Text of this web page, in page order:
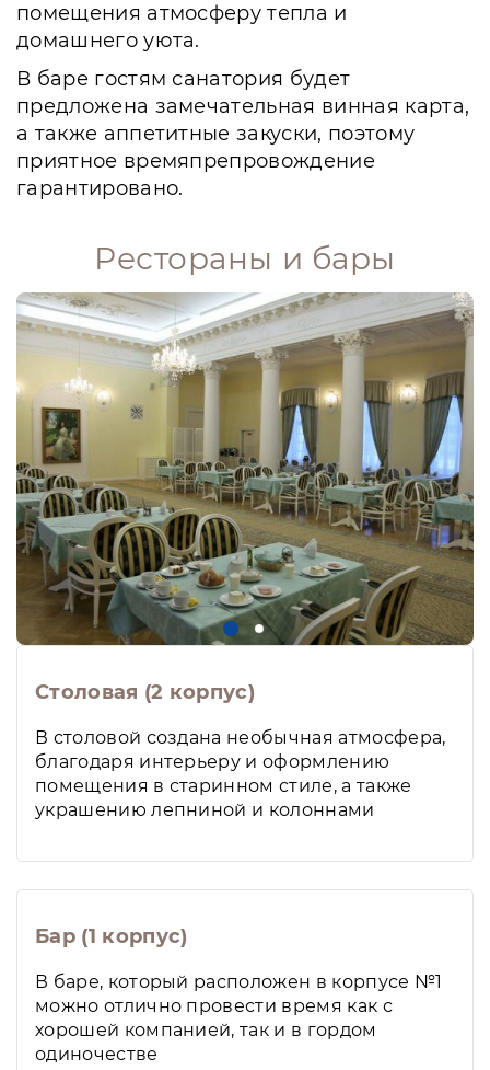
помещения атмосферу тепла и
домашнего уюта.
В баре гостям санатория будет
предложена замечательная винная карта,
а также аппетитные закуски, поэтому
приятное времяпрепровождение
гарантировано.
Рестораны и бары
Столовая (2 корпус)
В столовой создана необычная атмосфера,
благодаря интерьеру и оформлению
помещения в старинном стиле, а также
украшению лепниной и колоннами
Бар (1 корпус)
В баре, который расположен в корпусе №1
можно отлично провести время как с
хорошей компанией, так и в гордом
одиночестве